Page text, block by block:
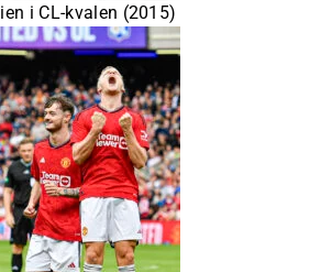
i CL-kvalen (2015)